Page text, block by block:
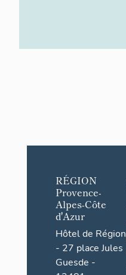
RÉGION
Provence-
Alpes-Côte
d'Azur
Hôtel de Région
- 27 place Jules
Guesde -